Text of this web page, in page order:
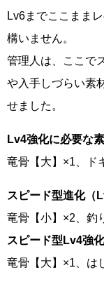
Lv6までここまま
構いません。
管理人は、ここで
や入手しづらい素
せました。
Lv4強化に必要な
竜骨【大】×1、ド
スピード型進化（
竜骨【小】×2、釣
スピード型Lv4強
竜骨【大】×1、は